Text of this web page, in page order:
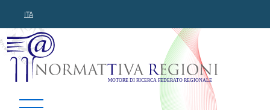
ITA
Normattiva Regioni -